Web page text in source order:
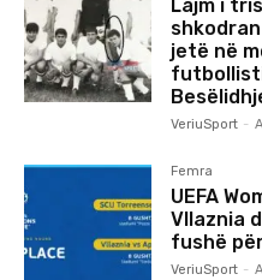
Lajm i
jetë në
VeriuSport -
Femra
UEFA
Vllaznia
fushë
VeriuSport -